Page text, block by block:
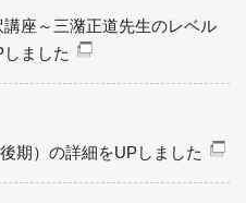
座～三潴正道先生のレベル
ました
期）の詳細をUPしました